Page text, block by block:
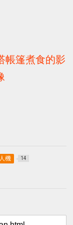
帳篷煮食的影
機 14